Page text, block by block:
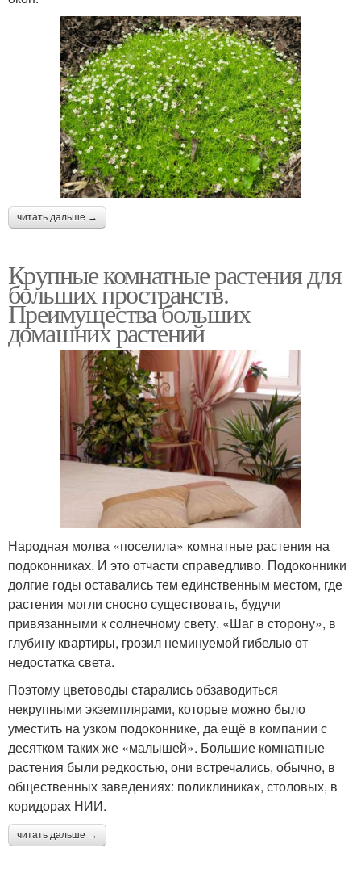
читать дальше →
Крупные комнатные растения для
больших пространств.
Преимущества больших
домашних растений
Народная молва «поселила» комнатные растения на
подоконниках. И это отчасти справедливо. Подоконники
долгие годы оставались тем единственным местом, где
растения могли сносно существовать, будучи
привязанными к солнечному свету. «Шаг в сторону», в
глубину квартиры, грозил неминуемой гибелью от
недостатка света.
Поэтому цветоводы старались обзаводиться
некрупными экземплярами, которые можно было
уместить на узком подоконнике, да ещё в компании с
десятком таких же «малышей». Большие комнатные
растения были редкостью, они встречались, обычно, в
общественных заведениях: поликлиниках, столовых, в
коридорах НИИ.
читать дальше →